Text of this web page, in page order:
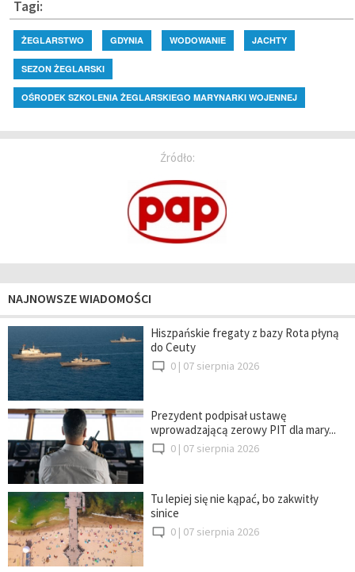
Tagi:
ŻEGLARSTWO GDYNIA WODOWANIE JACHTY
SEZON ŻEGLARSKI
OŚRODEK SZKOLENIA ŻEGLARSKIEGO MARYNARKI WOJENNEJ
Źródło:
NAJNOWSZE WIADOMOŚCI
Hiszpańskie fregaty z bazy Rota płyną
do Ceuty
0 | 07 sierpnia 2026
Prezydent podpisał ustawę
wprowadzającą zerowy PIT dla mary...
0 | 07 sierpnia 2026
Tu lepiej się nie kąpać, bo zakwitły
sinice
0 | 07 sierpnia 2026